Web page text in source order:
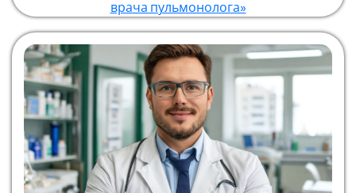
врача пульмонолога»